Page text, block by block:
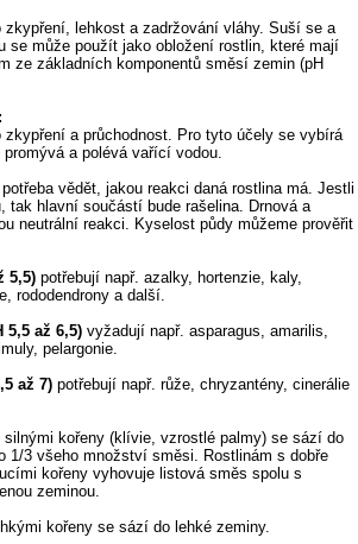
zkypření, lehkost a zadržování vláhy. Suší se a
se může použít jako obložení rostlin, které mají
ze základních komponentů směsí zemin (pH
zkypření a průchodnost. Pro tyto účely se vybírá
a polévá vařící vodou.
vědět, jakou reakci daná rostlina má. Jestli
tak hlavní součástí bude rašelina. Drnová a
neutrální reakci. Kyselost půdy můžeme prověřit
5,5) potřebují např. azalky, hortenzie, kaly,
rododendrony a další.
5,5 až 6,5) vyžadují např. asparagus, amarilis,
pelargonie.
až 7) potřebují např. růže, chryzantény, cinerálie
silnými kořeny (klívie, vzrostlé palmy) se sází do
1/3 všeho množství směsi. Rostlinám s dobře
kořeny vyhovuje listová směs spolu s
zeminou.
kořeny se sází do lehké zeminy.